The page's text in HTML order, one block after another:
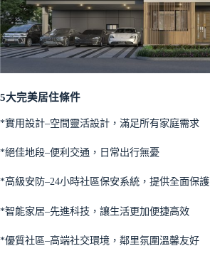
5大完美居住條件
*實用設計–空間靈活設計，滿足所有家庭需求
*絕佳地段–便利交通，日常出行無憂
*高級安防–24小時社區保安系統，提供全面保護
*智能家居–先進科技，讓生活更加便捷高效
*優質社區–高端社交環境，鄰里氛圍溫馨友好